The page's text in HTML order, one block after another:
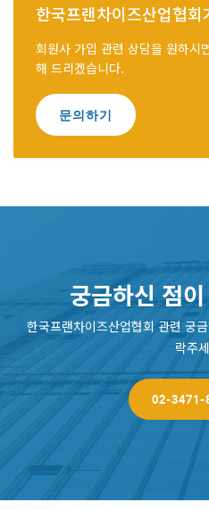
한국프랜차이즈산업협
회원사 가입 관련 상담을 원하시
해 드리겠습니다.
문의하기
궁금하신 점
한국프랜차이즈산업협회 관련 궁
락주
02-3471-